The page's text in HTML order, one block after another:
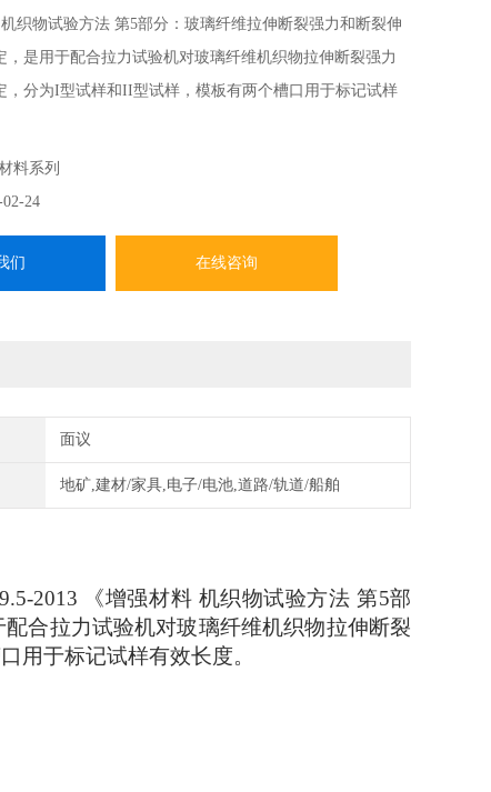
织物试验方法 第5部分：玻璃纤维拉伸断裂强力和断裂伸
，是用于配合拉力试验机对玻璃纤维机织物拉伸断裂强力
，分为I型试样和II型试样，模板有两个槽口用于标记试样
料系列
02-24
们 在线咨询
面议
地矿,建材/家具,电子/电池,道路/轨道/船舶
2013 《增强材料 机织物试验方法 第5部
配合拉力试验机对玻璃纤维机织物拉伸断裂
用于标记试样有效长度。